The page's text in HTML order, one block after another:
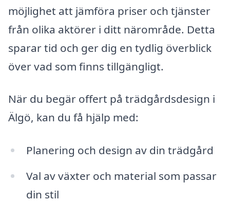
möjlighet att jämföra priser och tjänster
från olika aktörer i ditt närområde. Detta
sparar tid och ger dig en tydlig överblick
över vad som finns tillgängligt.
När du begär offert på trädgårdsdesign i
Älgö, kan du få hjälp med:
Planering och design av din trädgård
Val av växter och material som passar
din stil